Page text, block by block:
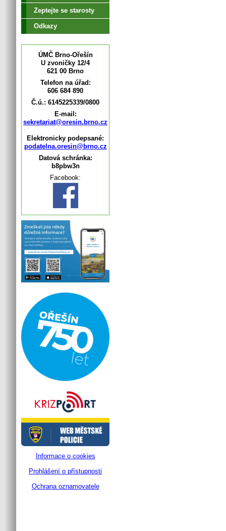
Zeptejte se starosty
Odkazy
ÚMČ Brno-Ořešín
U zvoničky 12/4
621 00 Brno
Telefon na úřad:
606 684 890
Č.ú.: 6145225339/0800
E-mail:
sekretariat@oresin.brno.cz
Elektronicky podepsané:
podatelna.oresin@brno.cz
Datová schránka:
b8pbw3n
Facebook:
Informace o cookies
Prohlášení o přístupnosti
Ochrana oznamovatele